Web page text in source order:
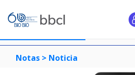
Notas > Noticia